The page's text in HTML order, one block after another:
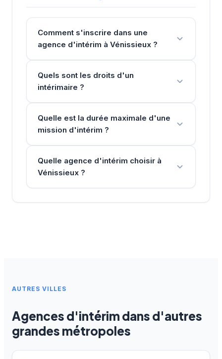
Comment s'inscrire dans une
agence d'intérim à Vénissieux ?
Quels sont les droits d'un
intérimaire ?
Quelle est la durée maximale d'une
mission d'intérim ?
Quelle agence d'intérim choisir à
Vénissieux ?
AUTRES VILLES
Agences d'intérim dans d'autres
grandes métropoles